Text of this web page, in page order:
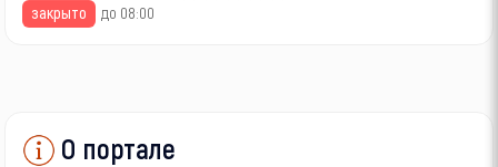
закрыто до 08:00
О портале